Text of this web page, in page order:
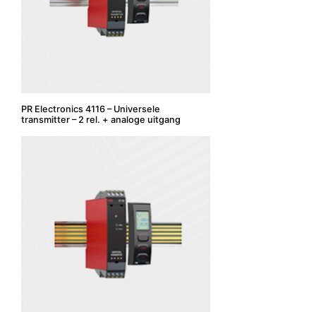
PR Electronics 4116 – Universele
transmitter – 2 rel. + analoge uitgang